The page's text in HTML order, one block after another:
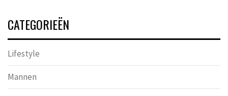
CATEGORIEËN
Lifestyle
Mannen